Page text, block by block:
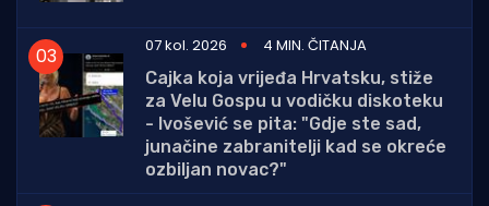
07 kol. 2026
4 MIN. ČITANJA
Cajka koja vrijeđa Hrvatsku, stiže
za Velu Gospu u vodičku diskoteku
- Ivošević se pita: "Gdje ste sad,
junačine zabranitelji kad se okreće
ozbiljan novac?"